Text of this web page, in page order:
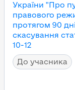
України "Про
правового
протягом 90
скасування
10-12
До учасника